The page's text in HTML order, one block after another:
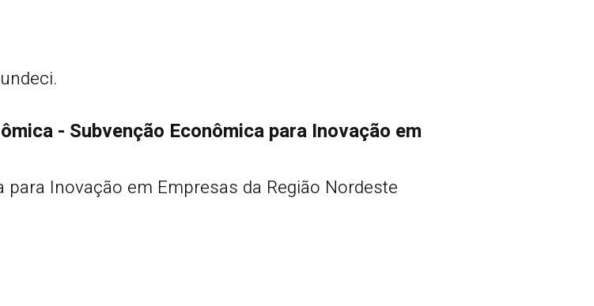
- Subvenção Econômica para Inovação em
Inovação em Empresas da Região Nordeste